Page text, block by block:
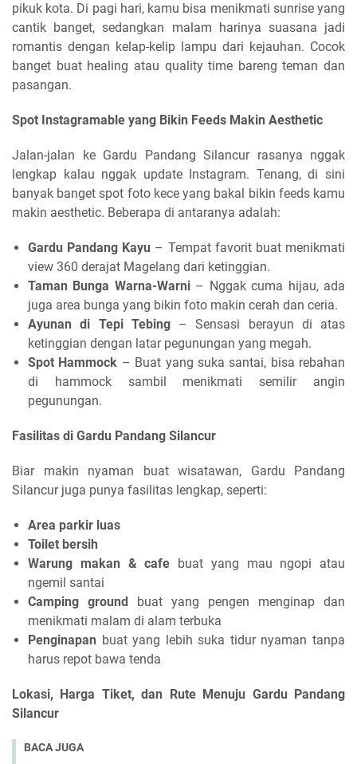
pikuk kota. Di pagi hari, kamu bisa menikmati sunrise yang
cantik banget, sedangkan malam harinya suasana jadi
romantis dengan kelap-kelip lampu dari kejauhan. Cocok
banget buat healing atau quality time bareng teman dan
pasangan.
Spot Instagramable yang Bikin Feeds Makin Aesthetic
Jalan-jalan ke Gardu Pandang Silancur rasanya nggak
lengkap kalau nggak update Instagram. Tenang, di sini
banyak banget spot foto kece yang bakal bikin feeds kamu
makin aesthetic. Beberapa di antaranya adalah:
Gardu Pandang Kayu – Tempat favorit buat menikmati
view 360 derajat Magelang dari ketinggian.
Taman Bunga Warna-Warni– Nggak cuma hijau, ada
juga area bunga yang bikin foto makin cerah dan ceria.
Ayunan di Tepi Tebing– Sensasi berayun di atas
ketinggian dengan latar pegunungan yang megah.
Spot Hammock – Buat yang suka santai, bisa rebahan
di hammock sambil menikmati semilir angin
pegunungan.
Fasilitas di Gardu Pandang Silancur
Biar makin nyaman buat wisatawan, Gardu Pandang
Silancur juga punya fasilitas lengkap, seperti:
Area parkir luas
Toilet bersih
Warung makan & cafe buat yang mau ngopi atau
ngemil santai
Camping ground buat yang pengen menginap dan
menikmati malam di alam terbuka
Penginapan buat yang lebih suka tidur nyaman tanpa
harus repot bawa tenda
Lokasi, Harga Tiket, dan Rute Menuju Gardu Pandang
Silancur
BACA JUGA